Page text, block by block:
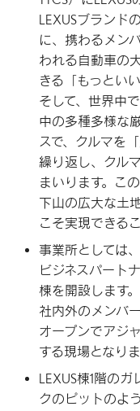
LEXUSブランド
に、携わるメン
われる自動車の
きる「もっとい
そして、世界中
中の多種多様な
スで、クルマを
繰り返し、クル
まいります。こ
下山の広大な土
こそ実現できるこ
事業所としては
ビジネスパート
棟を開設します
社内外のメンバ
オープンでアジ
する現場となりま
LEXUS棟1階の
クのピットのよ